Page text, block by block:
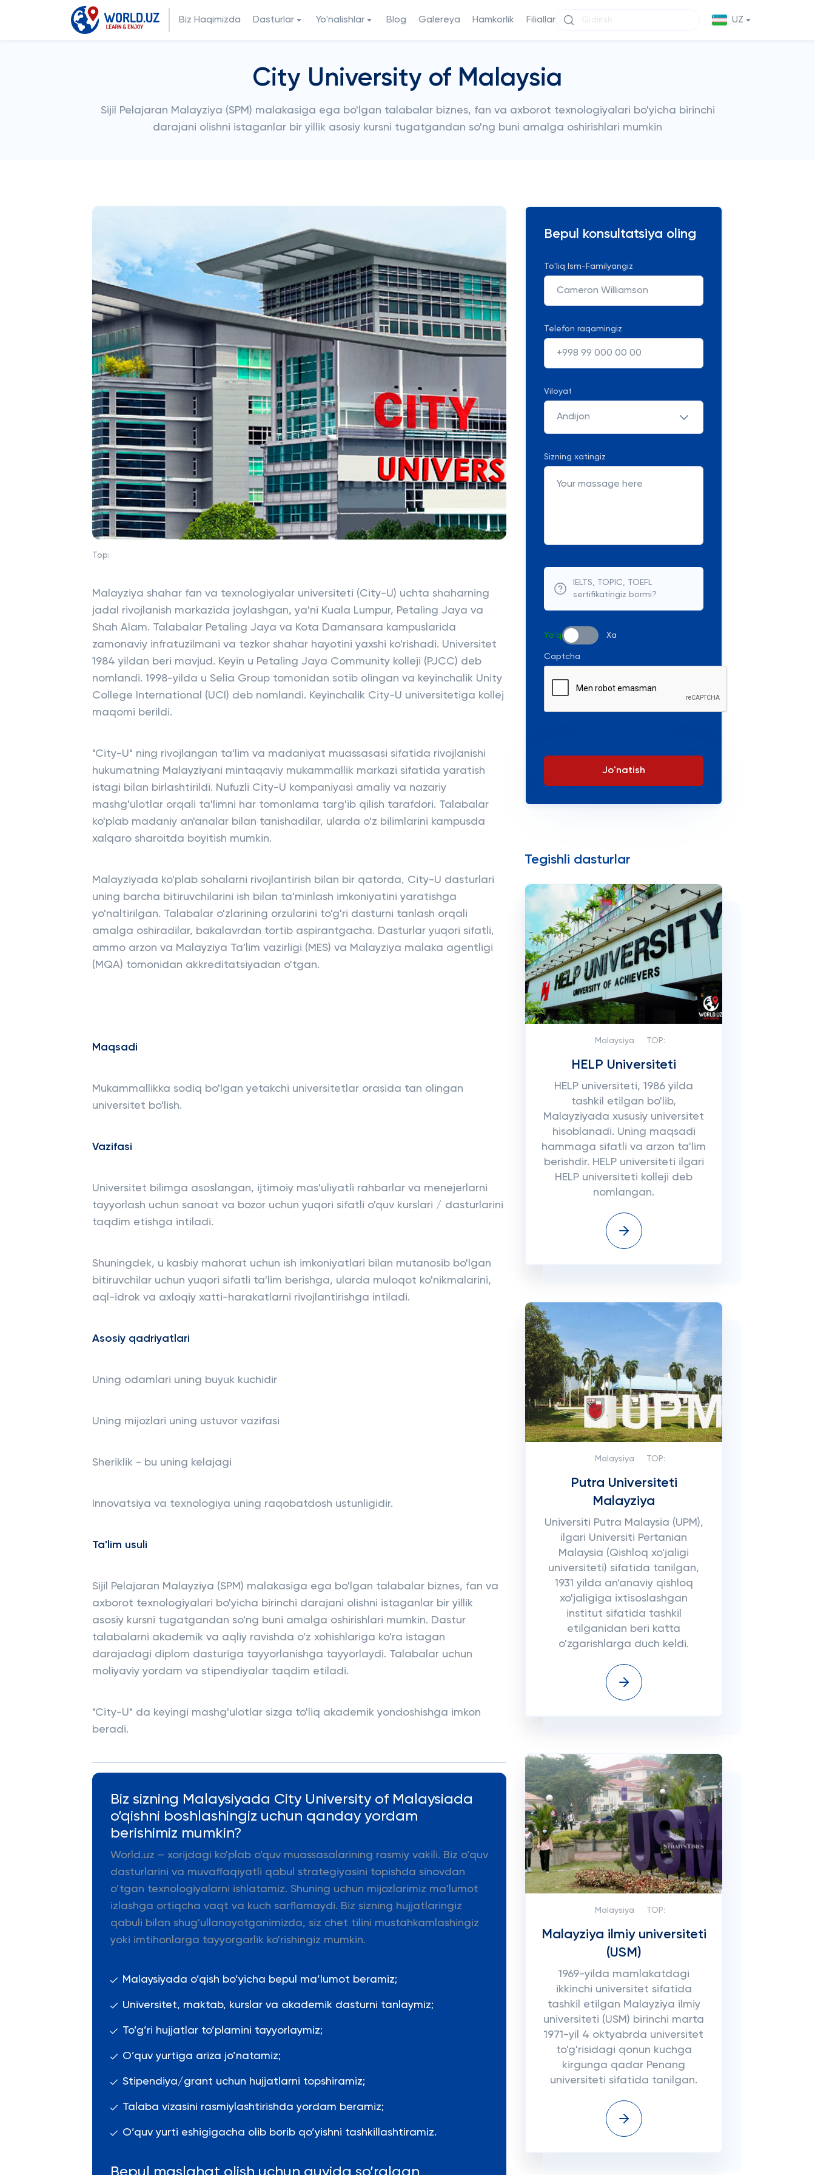
Biz Haqimizda Dasturlar Yo'nalishlar Blog Galereya Hamkorlik Filiallar UZ
City University of Malaysia
Sijil Pelajaran Malayziya (SPM) malakasiga ega bo'lgan talabalar biznes, fan va axborot texnologiyalari bo'yicha birinchi
darajani olishni istaganlar bir yillik asosiy kursni tugatgandan so'ng buni amalga oshirishlari mumkin
Top:
Malayziya shahar fan va texnologiyalar universiteti (City-U) uchta shaharning
jadal rivojlanish markazida joylashgan, ya'ni Kuala Lumpur, Petaling Jaya va
Shah Alam. Talabalar Petaling Jaya va Kota Damansara kampuslarida
zamonaviy infratuzilmani va tezkor shahar hayotini yaxshi ko'rishadi. Universitet
1984 yildan beri mavjud. Keyin u Petaling Jaya Community kolleji (PJCC) deb
nomlandi. 1998-yilda u Selia Group tomonidan sotib olingan va keyinchalik Unity
College International (UCI) deb nomlandi. Keyinchalik City-U universitetiga kollej
maqomi berildi.
"City-U" ning rivojlangan ta'lim va madaniyat muassasasi sifatida rivojlanishi
hukumatning Malayziyani mintaqaviy mukammallik markazi sifatida yaratish
istagi bilan birlashtirildi. Nufuzli City-U kompaniyasi amaliy va nazariy
mashg'ulotlar orqali ta'limni har tomonlama targ'ib qilish tarafdori. Talabalar
ko'plab madaniy an'analar bilan tanishadilar, ularda o'z bilimlarini kampusda
xalqaro sharoitda boyitish mumkin.
Malayziyada ko'plab sohalarni rivojlantirish bilan bir qatorda, City-U dasturlari
uning barcha bitiruvchilarini ish bilan ta'minlash imkoniyatini yaratishga
yo'naltirilgan. Talabalar o'zlarining orzularini to'g'ri dasturni tanlash orqali
amalga oshiradilar, bakalavrdan tortib aspirantgacha. Dasturlar yuqori sifatli,
ammo arzon va Malayziya Ta'lim vazirligi (MES) va Malayziya malaka agentligi
(MQA) tomonidan akkreditatsiyadan o'tgan.
Maqsadi
Mukammallikka sodiq bo'lgan yetakchi universitetlar orasida tan olingan
universitet bo'lish.
Vazifasi
Universitet bilimga asoslangan, ijtimoiy mas'uliyatli rahbarlar va menejerlarni
tayyorlash uchun sanoat va bozor uchun yuqori sifatli o'quv kurslari / dasturlarini
taqdim etishga intiladi.
Shuningdek, u kasbiy mahorat uchun ish imkoniyatlari bilan mutanosib bo'lgan
bitiruvchilar uchun yuqori sifatli ta'lim berishga, ularda muloqot ko'nikmalarini,
aql-idrok va axloqiy xatti-harakatlarni rivojlantirishga intiladi.
Asosiy qadriyatlari
Uning odamlari uning buyuk kuchidir
Uning mijozlari uning ustuvor vazifasi
Sheriklik - bu uning kelajagi
Innovatsiya va texnologiya uning raqobatdosh ustunligidir.
Ta'lim usuli
Sijil Pelajaran Malayziya (SPM) malakasiga ega bo'lgan talabalar biznes, fan va
axborot texnologiyalari bo'yicha birinchi darajani olishni istaganlar bir yillik
asosiy kursni tugatgandan so'ng buni amalga oshirishlari mumkin. Dastur
talabalarni akademik va aqliy ravishda o'z xohishlariga ko'ra istagan
darajadagi diplom dasturiga tayyorlanishga tayyorlaydi. Talabalar uchun
moliyaviy yordam va stipendiyalar taqdim etiladi.
"City-U" da keyingi mashg'ulotlar sizga to'liq akademik yondoshishga imkon
beradi.
Biz sizning Malaysiyada City University of Malaysiada
o’qishni boshlashingiz uchun qanday yordam
berishimiz mumkin?
World.uz – xorijdagi ko'plab o'quv muassasalarining rasmiy vakili. Biz o’quv
dasturlarini va muvaffaqiyatli qabul strategiyasini topishda sinovdan
o’tgan texnologiyalarni ishlatamiz. Shuning uchun mijozlarimiz ma'lumot
izlashga ortiqcha vaqt va kuch sarflamaydi. Biz sizning hujjatlaringiz
qabuli bilan shug'ullanayotganimizda, siz chet tilini mustahkamlashingiz
yoki imtihonlarga tayyorgarlik ko'rishingiz mumkin.
Malaysiyada o’qish bo’yicha bepul ma’lumot beramiz;
Universitet, maktab, kurslar va akademik dasturni tanlaymiz;
To’g’ri hujjatlar to’plamini tayyorlaymiz;
O’quv yurtiga ariza jo’natamiz;
Stipendiya/grant uchun hujjatlarni topshiramiz;
Talaba vizasini rasmiylashtirishda yordam beramiz;
O’quv yurti eshigigacha olib borib qo’yishni tashkillashtiramiz.
Bepul maslahat olish uchun quyida so’ralgan
Bepul konsultatsiya oling
To'liq Ism-Familyangiz
Telefon raqamingiz
Viloyat
Andijon
Sizning xatingiz
IELTS, TOPIC, TOEFL
sertifikatingiz bormi?
Yo'q Xa
Captcha
Jo'natish
Tegishli dasturlar
Malaysiya TOP:
HELP Universiteti
HELP universiteti, 1986 yilda
tashkil etilgan bo'lib,
Malayziyada xususiy universitet
hisoblanadi. Uning maqsadi
hammaga sifatli va arzon ta'lim
berishdir. HELP universiteti ilgari
HELP universiteti kolleji deb
nomlangan.
Malaysiya TOP:
Putra Universiteti
Malayziya
Universiti Putra Malaysia (UPM),
ilgari Universiti Pertanian
Malaysia (Qishloq xo'jaligi
universiteti) sifatida tanilgan,
1931 yilda an'anaviy qishloq
xo'jaligiga ixtisoslashgan
institut sifatida tashkil
etilganidan beri katta
o'zgarishlarga duch keldi.
Malaysiya TOP:
Malayziya ilmiy universiteti
(USM)
1969-yilda mamlakatdagi
ikkinchi universitet sifatida
tashkil etilgan Malayziya ilmiy
universiteti (USM) birinchi marta
1971-yil 4 oktyabrda universitet
to'g'risidagi qonun kuchga
kirgunga qadar Penang
universiteti sifatida tanilgan.